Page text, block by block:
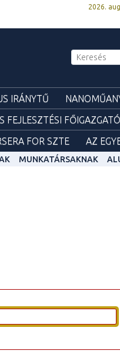
2026.
IRÁNYTŰ
FEJLESZTÉSI
FOR SZTE AZ
MUNKATÁRSAKNAK